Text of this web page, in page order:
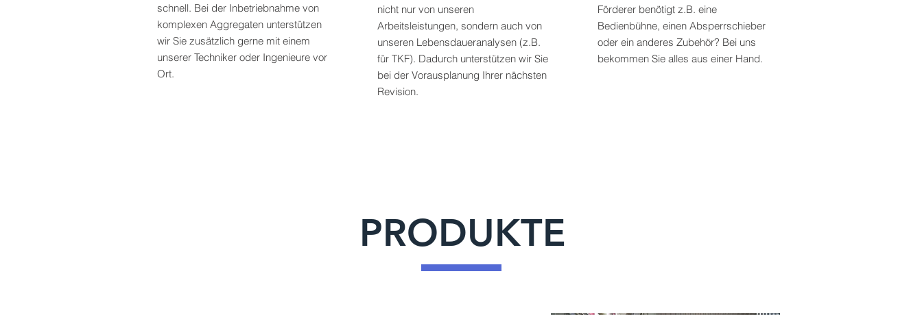
schnell. Bei der Inbetriebnahme von
komplexen Aggregaten unterstützen
wir Sie zusätzlich gerne mit einem
unserer Techniker oder Ingenieure vor
Ort.
nicht nur von unseren
Arbeitsleistungen, sondern auch von
unseren Lebensdaueranalysen (z.B.
für TKF). Dadurch unterstützen wir Sie
bei der Vorausplanung Ihrer nächsten
Revision.
Förderer benötigt z.B. eine
Bedienbühne, einen Absperrschieber
oder ein anderes Zubehör? Bei uns
bekommen Sie alles aus einer Hand.
PRODUKTE